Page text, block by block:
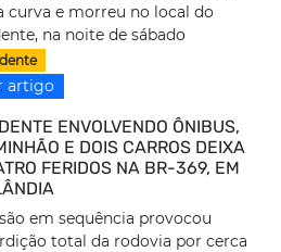
curva e morreu no local do
na noite de sábado
artigo
ENVOLVENDO ÔNIBUS,
E DOIS CARROS DEIXA
FERIDOS NA BR-369, EM
em sequência provocou
total da rodovia por cerca